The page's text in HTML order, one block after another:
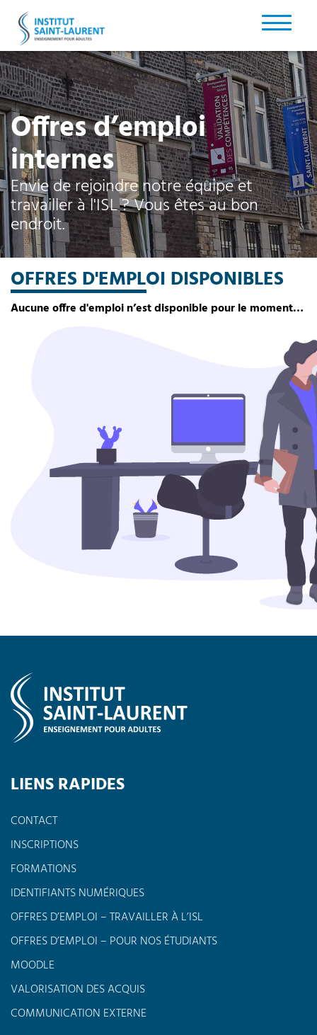
Offres d’emploi
internes
Envie de rejoindre notre équipe et
travailler à l'ISL ? Vous êtes au bon
endroit.
OFFRES D'EMPLOI DISPONIBLES
Aucune offre d'emploi n’est disponible pour le moment…
LIENS RAPIDES
CONTACT
INSCRIPTIONS
FORMATIONS
IDENTIFIANTS NUMÉRIQUES
OFFRES D’EMPLOI – TRAVAILLER À L’ISL
OFFRES D’EMPLOI – POUR NOS ÉTUDIANTS
MOODLE
VALORISATION DES ACQUIS
COMMUNICATION EXTERNE